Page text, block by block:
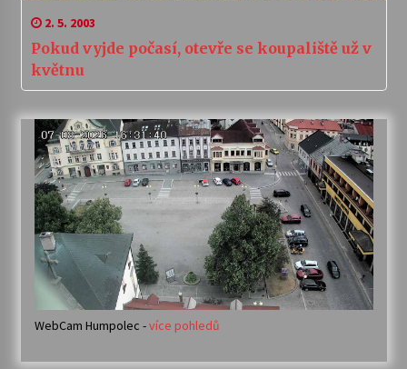
2. 5. 2003
Pokud vyjde počasí, otevře se koupaliště už v
květnu
WebCam Humpolec -více pohledů